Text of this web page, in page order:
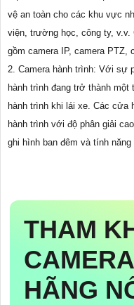
vệ an toàn cho các khu vực
viện, trường học, công ty, v.v.
gồm camera IP, camera PTZ,
2. Camera hành trình: Với sự
hành trình đang trở thành
hành trình khi lái xe. Các cửa
hành trình với độ phân giải
ghi hình ban đêm và tính năng
THAM
HÃNG